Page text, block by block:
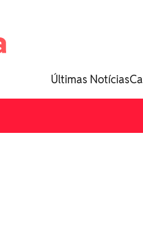
Últimas Notícias